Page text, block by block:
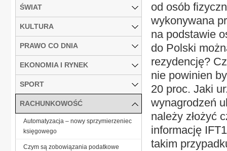
od osób
wykonywana
na podstawie
do Polski
rezydencję?
nie powinien
20 proc. Jaki
wynagrodzeń
należy złożyć
informację
takim
ŚWIAT
KULTURA
PRAWO CO DNIA
EKONOMIA I RYNEK
SPORT
RACHUNKOWOŚĆ
Automatyzacja – nowy sprzymierzeniec
księgowego
Czym są zobowiązania podatkowe